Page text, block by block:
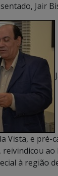
Jair
Vista, e pré-
reivindicou
à região